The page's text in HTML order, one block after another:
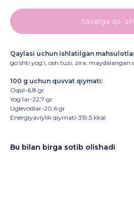
Savatga
Qaylasi uchun ishlatilgan
go’shti yog’i, osh tuzi, zira, maydalangan
100 g uchun quvvat qiymati:
Oqsil-6,8 gr
Yog’lar-22,7 gr
Uglevodlar-20,6 gr
Energiyaviylik qiymati-319,5 kkal.
Bu bilan birga sotib olishadi